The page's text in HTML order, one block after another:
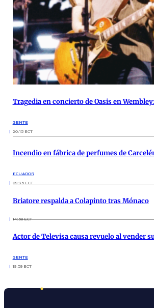
Tragedia en concierto de Oasis en
GENTE
20:15 ECT
Incendio en fábrica de perfumes de
ECUADOR
09:35 ECT
Briatore respalda a Colapinto tras Mónaco
14:58 ECT
Actor de Televisa causa revuelo al vender
GENTE
19:59 ECT